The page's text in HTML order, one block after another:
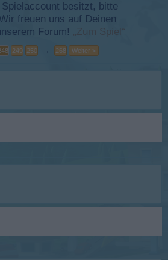
besitzt, bitte
freuen uns auf Deinen
Forum! „Zum Spiel“
249 250 → 268 Weiter >